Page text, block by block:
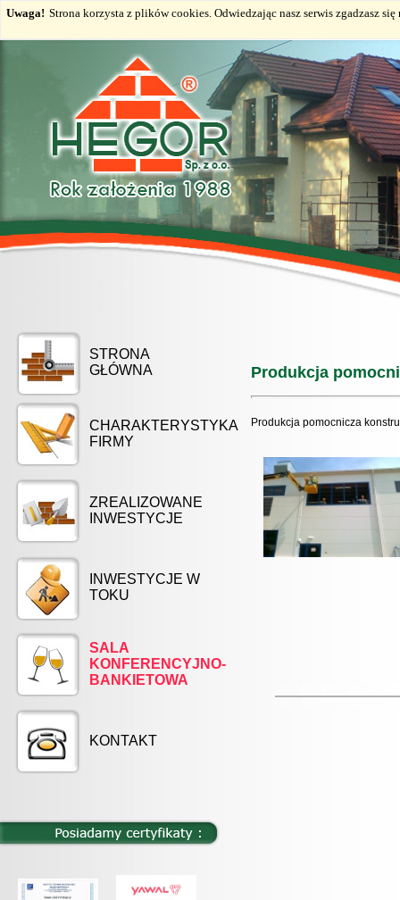
Uwaga! Strona korzysta z plików cookies. Odwiedzając nasz serwis zgadzasz
STRONA
GŁÓWNA
CHARAKTERYSTYKA
FIRMY
ZREALIZOWANE
INWESTYCJE
INWESTYCJE W
TOKU
SALA
KONFERENCYJNO-
BANKIETOWA
KONTAKT
Produkcja
Produkcja pomocnicza